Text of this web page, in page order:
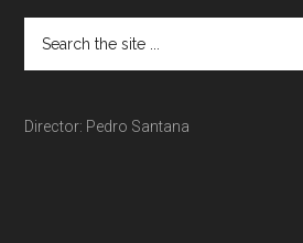
Director: Pedro Santana